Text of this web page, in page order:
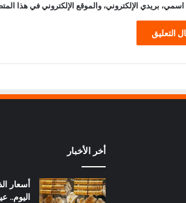
بريدي الإلكتروني، والموقع الإلكتروني في هذا
أخر الأخبار
أسعار